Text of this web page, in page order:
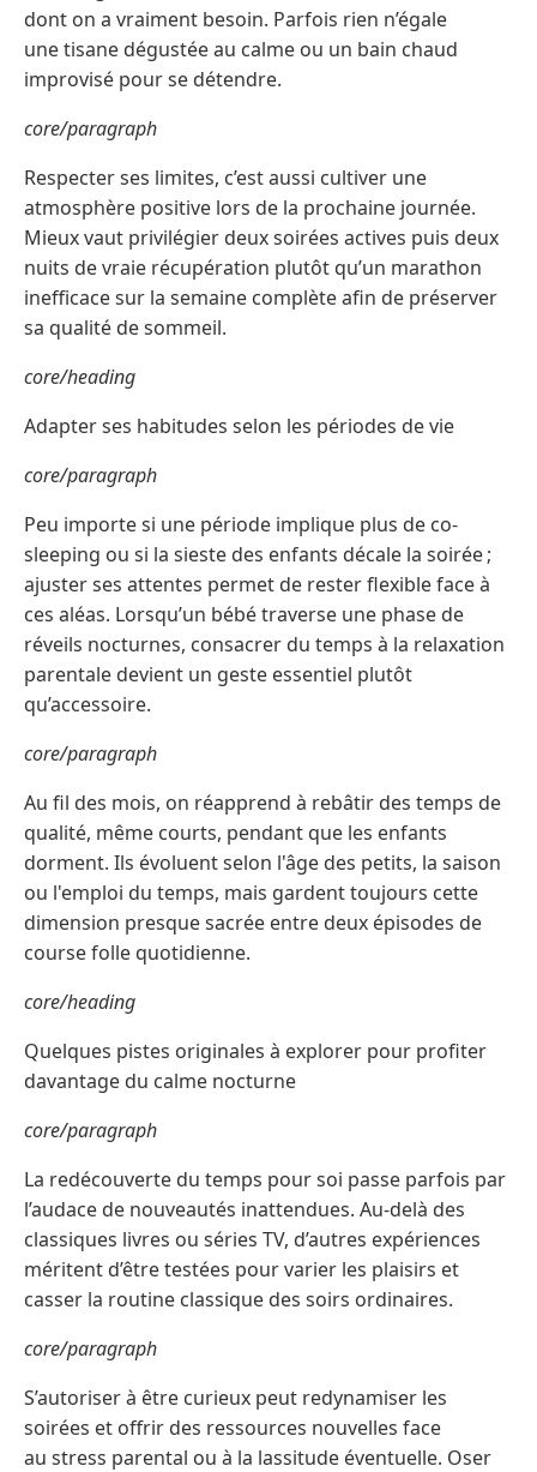
dont on a vraiment besoin. Parfois rien n’égale
une tisane dégustée au calme ou un bain chaud
improvisé pour se détendre.
core/paragraph
Respecter ses limites, c’est aussi cultiver une
atmosphère positive lors de la prochaine journée.
Mieux vaut privilégier deux soirées actives puis deux
nuits de vraie récupération plutôt qu’un marathon
inefficace sur la semaine complète afin de préserver
sa qualité de sommeil.
core/heading
Adapter ses habitudes selon les périodes de vie
core/paragraph
Peu importe si une période implique plus de co-
sleeping ou si la sieste des enfants décale la soirée ;
ajuster ses attentes permet de rester flexible face à
ces aléas. Lorsqu’un bébé traverse une phase de
réveils nocturnes, consacrer du temps à la relaxation
parentale devient un geste essentiel plutôt
qu’accessoire.
core/paragraph
Au fil des mois, on réapprend à rebâtir des temps de
qualité, même courts, pendant que les enfants
dorment. Ils évoluent selon l'âge des petits, la saison
ou l'emploi du temps, mais gardent toujours cette
dimension presque sacrée entre deux épisodes de
course folle quotidienne.
core/heading
Quelques pistes originales à explorer pour profiter
davantage du calme nocturne
core/paragraph
La redécouverte du temps pour soi passe parfois par
l’audace de nouveautés inattendues. Au-delà des
classiques livres ou séries TV, d’autres expériences
méritent d’être testées pour varier les plaisirs et
casser la routine classique des soirs ordinaires.
core/paragraph
S’autoriser à être curieux peut redynamiser les
soirées et offrir des ressources nouvelles face
au stress parental ou à la lassitude éventuelle. Oser